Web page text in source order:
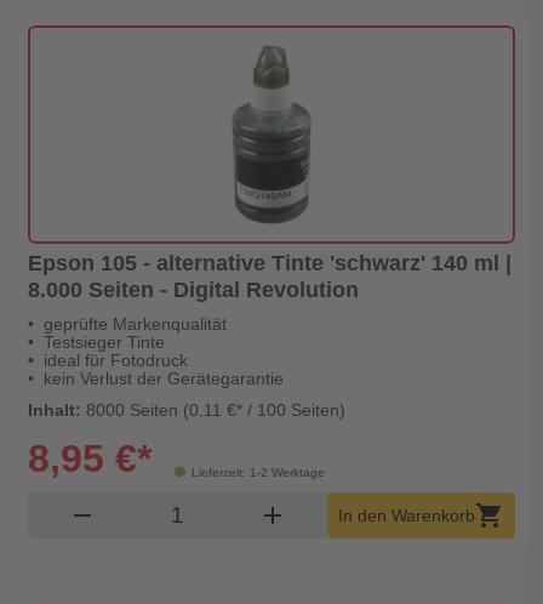
Epson 105 - alternative Tinte 'schwarz' 140 ml |
8.000 Seiten - Digital Revolution
geprüfte Markenqualität
Testsieger Tinte
ideal für Fotodruck
kein Verlust der Gerätegarantie
Inhalt: 8000 Seiten (0,11 €* / 100 Seiten)
Lieferzeit: 1-2 Werktage
8,95 €*
remove Produkt Warenkorb Menge
add In den Warenkorbshopping_cart